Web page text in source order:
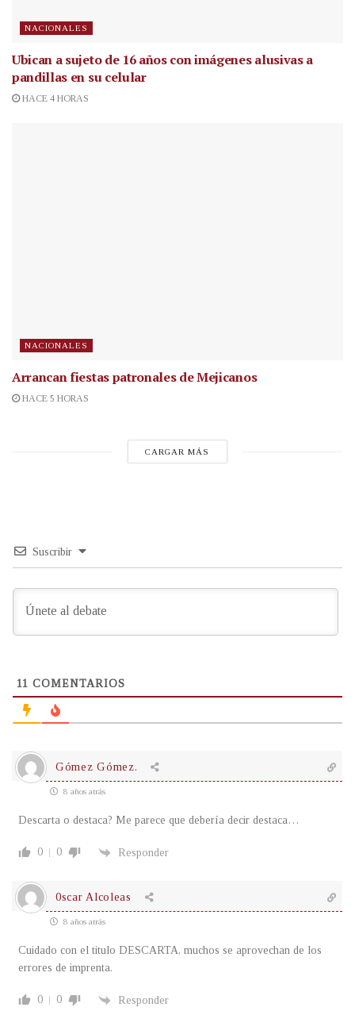
NACIONALES
Ubican a sujeto de 16 años con imágenes alusivas a
pandillas en su celular
HACE 4 HORAS
NACIONALES
Arrancan fiestas patronales de Mejicanos
HACE 5 HORAS
CARGAR MÁS
Suscribir
11 COMENTARIOS
Gómez Gómez.
8 años atrás
Descarta o destaca? Me parece que debería decir destaca…
0 0 Responder
0scar Alcoleas
8 años atrás
Cuidado con el titulo DESCARTA, muchos se aprovechan de los
errores de imprenta.
0 0 Responder